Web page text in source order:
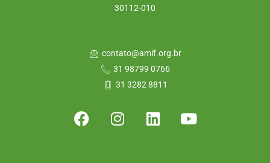
30112-010
contato@amif.org.br
31 98799 0766
31 3282 8811